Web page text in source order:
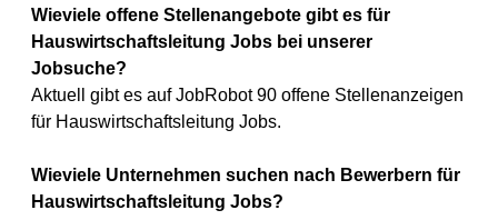
Wieviele offene Stellenangebote gibt es für
Hauswirtschaftsleitung Jobs bei unserer
Jobsuche?
Aktuell gibt es auf JobRobot 90 offene Stellenanzeigen
für Hauswirtschaftsleitung Jobs.
Wieviele Unternehmen suchen nach Bewerbern für
Hauswirtschaftsleitung Jobs?